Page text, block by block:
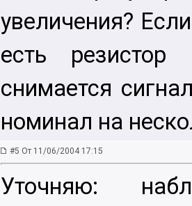
увеличения?
есть
снимается
номинал на
#5 От 11/06/2004 17:15
Уточняю: